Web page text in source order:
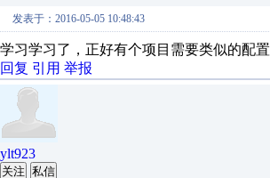
发表于：2016-05-05 10:48:43
学习学习了，正好有个项目需要类似的配置
回复 引用 举报
ylt923
关注 私信